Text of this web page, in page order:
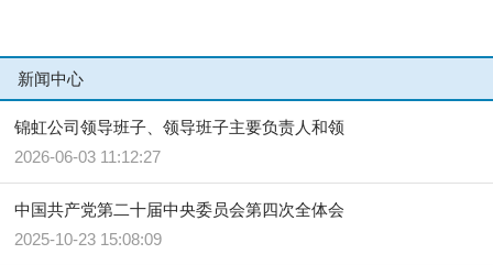
新闻中心
锦虹公司领导班子、领导班子主要负责人和领
2026-06-03 11:12:27
中国共产党第二十届中央委员会第四次全体会
2025-10-23 15:08:09